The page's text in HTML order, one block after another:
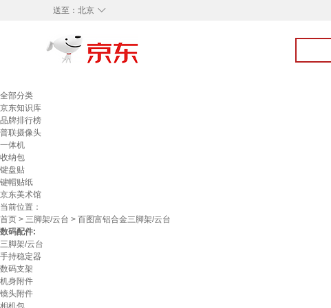
◇
送至： 北京
全部分类
京东知识库
品牌排行榜
普联摄像头
一体机
收纳包
键盘贴
键帽贴纸
京东美术馆
当前位置：
首页 > 三脚架/云台 > 百图富铝合金三脚架/云台
数码配件:
三脚架/云台
手持稳定器
数码支架
机身附件
镜头附件
相机包